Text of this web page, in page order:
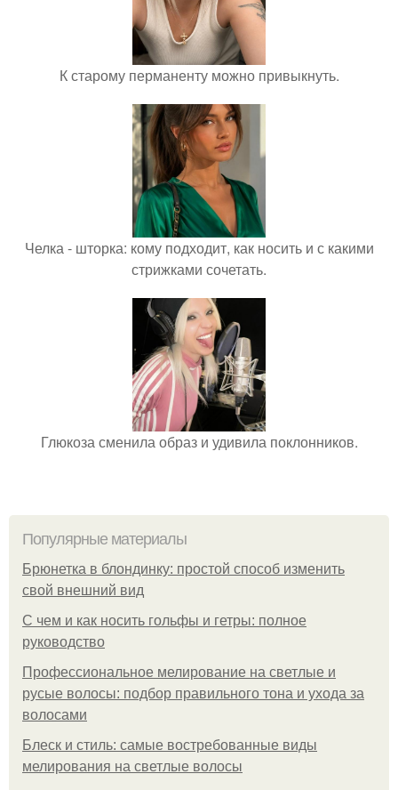
К старому перманенту можно привыкнуть.
Челка - шторка: кому подходит, как носить и с какими
стрижками сочетать.
Глюкоза сменила образ и удивила поклонников.
Популярные материалы
Брюнетка в блондинку: простой способ изменить
свой внешний вид
С чем и как носить гольфы и гетры: полное
руководство
Профессиональное мелирование на светлые и
русые волосы: подбор правильного тона и ухода за
волосами
Блеск и стиль: самые востребованные виды
мелирования на светлые волосы